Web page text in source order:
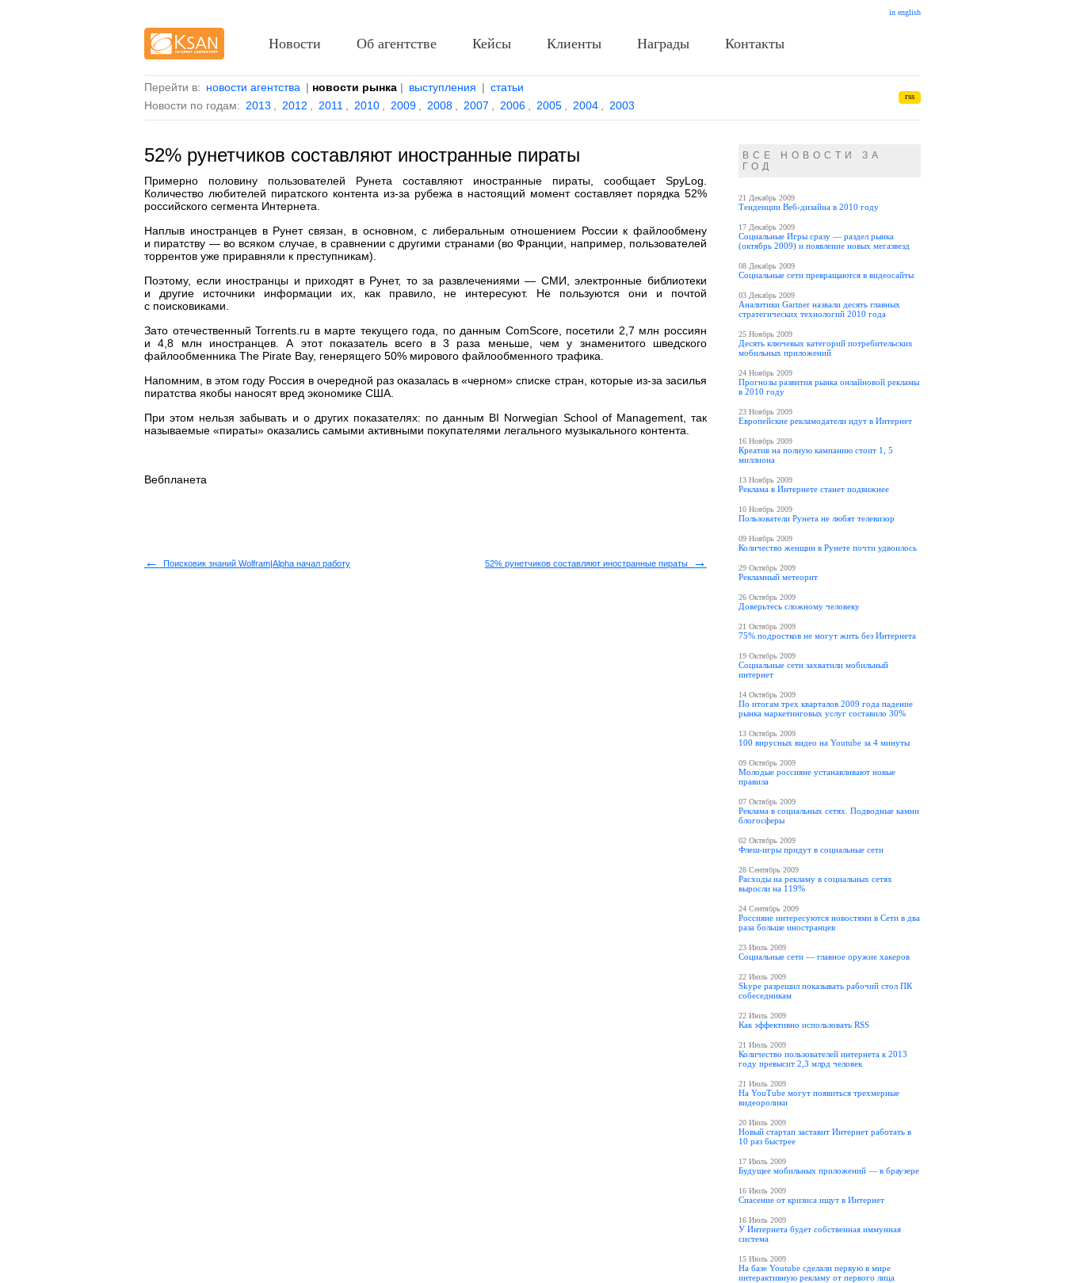
Перейти в: новости агентства | новости рынка | выступления | статьи
Новости по годам: 2013 2012 2011 2010 2009 2008 2007 2006 2005 2004 2003
rss
52% рунетчиков составляют иностранные пираты
Примерно половину пользователей Рунета составляют иностранные пираты, сообщает SpyLog.
Количество любителей пиратского контента из-за рубежа в настоящий момент составляет порядка 52%
российского сегмента Интернета.
Наплыв иностранцев в Рунет связан, в основном, с либеральным отношением России к файлообмену
и пиратству — во всяком случае, в сравнении с другими странами (во Франции, например, пользователей
торрентов уже приравняли к преступникам).
Поэтому, если иностранцы и приходят в Рунет, то за развлечениями — СМИ, электронные библиотеки
и другие источники информации их, как правило, не интересуют. Не пользуются они и почтой
с поисковиками.
Зато отечественный Torrents.ru в марте текущего года, по данным ComScore, посетили 2,7 млн россиян
и 4,8 млн иностранцев. А этот показатель всего в 3 раза меньше, чем у знаменитого шведского
файлообменника The Pirate Bay, генерящего 50% мирового файлообменного трафика.
Напомним, в этом году Россия в очередной раз оказалась в «черном» списке стран, которые из-за засилья
пиратства якобы наносят вред экономике США.
При этом нельзя забывать и о других показателях: по данным BI Norwegian School of Management, так
называемые «пираты» оказались самыми активными покупателями легального музыкального контента.
Вебпланета
← Поисковик знаний Wolfram|Alpha начал работу 52% рунетчиков составляют иностранные пираты →
ВСЕ НОВОСТИ ЗА
ГОД
21 Декабрь 2009
Тенденции Веб-дизайна в 2010 году
17 Декабрь 2009
Социальные Игры сразу — раздел рынка
(октябрь 2009) и появление новых мегазвезд
08 Декабрь 2009
Социальные сети превращаются в видеосайты
03 Декабрь 2009
Аналитики Gartner назвали десять главных
стратегических технологий 2010 года
25 Ноябрь 2009
Десять ключевых категорий потребительских
мобильных приложений
24 Ноябрь 2009
Прогнозы развития рынка онлайновой рекламы
в 2010 году
23 Ноябрь 2009
Европейские рекламодатели идут в Интернет
16 Ноябрь 2009
Креатив на полную кампанию стоит 1, 5
миллиона
13 Ноябрь 2009
Реклама в Интернете станет подвижнее
10 Ноябрь 2009
Пользователи Рунета не любят телевизор
09 Ноябрь 2009
Количество женщин в Рунете почти удвоилось
29 Октябрь 2009
Рекламный метеорит
26 Октябрь 2009
Доверьтесь сложному человеку
21 Октябрь 2009
75% подростков не могут жить без Интернета
19 Октябрь 2009
Социальные сети захватили мобильный
интернет
14 Октябрь 2009
По итогам трех кварталов 2009 года падение
рынка маркетинговых услуг составило 30%
13 Октябрь 2009
100 вирусных видео на Youtube за 4 минуты
09 Октябрь 2009
Молодые россияне устанавливают новые
правила
07 Октябрь 2009
Реклама в социальных сетях. Подводные камни
блогосферы
02 Октябрь 2009
Флеш-игры придут в социальные сети
28 Сентябрь 2009
Расходы на рекламу в социальных сетях
выросли на 119%
24 Сентябрь 2009
Россияне интересуются новостями в Сети в два
раза больше иностранцев
23 Июль 2009
Социальные сети — главное оружие хакеров
22 Июль 2009
Skype разрешил показывать рабочий стол ПК
собеседникам
22 Июль 2009
Как эффективно использовать RSS
21 Июль 2009
Количество пользователей интернета к 2013
году превысит 2,3 млрд человек
21 Июль 2009
На YouTube могут появиться трехмерные
видеоролики
20 Июль 2009
Новый стартап заставит Интернет работать в
10 раз быстрее
17 Июль 2009
Будущее мобильных приложений — в браузере
16 Июль 2009
Спасение от кризиса ищут в Интернет
16 Июль 2009
У Интернета будет собственная иммунная
система
15 Июль 2009
На базе Youtube сделали первую в мире
интерактивную рекламу от первого лица
in english
Новости Об агентстве Кейсы Клиенты Награды Контакты